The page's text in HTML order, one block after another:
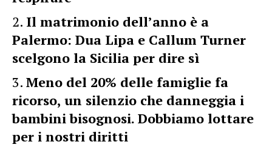
Il matrimonio dell’anno è a
Palermo: Dua Lipa e Callum Turner
scelgono la Sicilia per dire sì
Meno del 20% delle famiglie fa
ricorso, un silenzio che danneggia i
bambini bisognosi. Dobbiamo lottare
per i nostri diritti